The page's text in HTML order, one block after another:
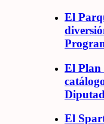
El
El Plan
El